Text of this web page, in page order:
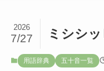
ミシシ
2026
7/27
用語辞典 五十音一覧